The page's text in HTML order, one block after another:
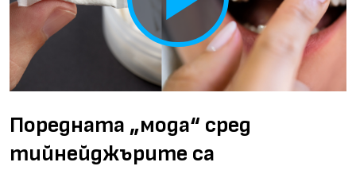
Play
Video
Поредната „мода“ сред
тийнейджърите са